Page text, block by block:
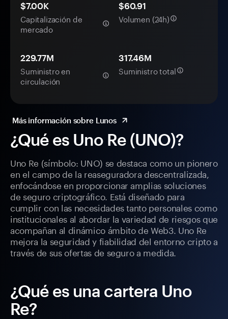
¿Qué es Uno Re (UNO)?
Uno Re (símbolo: UNO) se destaca como un pionero
en el campo de la reaseguradora descentralizada,
enfocándose en proporcionar amplias soluciones
de seguro criptográfico. Está diseñado para
cumplir con las necesidades tanto personales como
institucionales al abordar la variedad de riesgos que
acompañan al dinámico ámbito de Web3. Uno Re
mejora la seguridad y fiabilidad del entorno cripto a
través de sus ofertas de seguro a medida.
¿Qué es una cartera Uno
Re?
$7.00K
Capitalización de
mercado
$60.91
Volumen (24h)
229.77M
Suministro en
circulación
317.46M
Suministro total
Más información sobre Lunos